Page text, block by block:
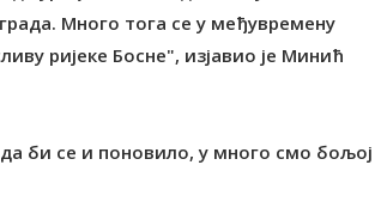
Много тога се у међувремену
ријеке Босне", изјавио је Минић
би се и поновило, у много смо бољој